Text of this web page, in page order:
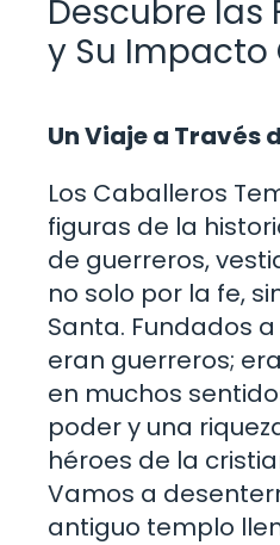
Descubre las
y Su Impacto
Un Viaje a Través
Los Caballeros
figuras de la
de guerreros,
no solo por la fe,
Santa. Fundados
eran guerreros;
en muchos
poder y una
héroes de la
Vamos a
antiguo templo